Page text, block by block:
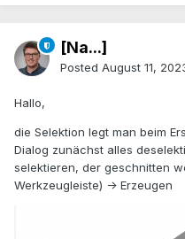
[Na...]
Posted August 11,
Hallo,
die Selektion legt man beim
Dialog zunächst alles
selektieren, der geschnitten
Werkzeugleiste) -> Erzeugen